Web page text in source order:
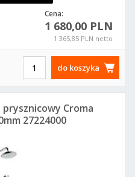
Cena:
1 680,00 PLN
1 365,85 PLN netto
do koszyka
Croma
27224000